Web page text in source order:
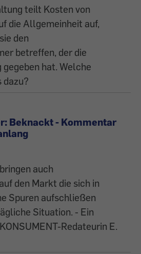
teilt Kosten von
die Allgemeinheit auf,
den
betreffen, der die
hat. Welche
dazu?
Beknackt - Kommentar
auch
den Markt die sich in
Spuren aufschließen
Situation. - Ein
Redateurin E.